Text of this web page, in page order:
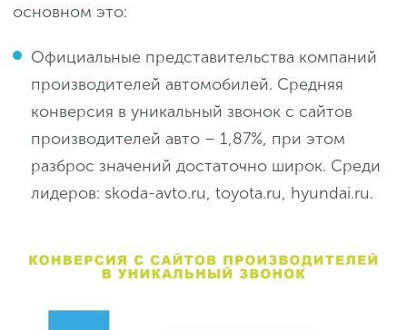
основном это:
Официальные представительства компаний
производителей автомобилей. Средняя
конверсия в уникальный звонок с сайтов
производителей авто – 1,87%, при этом
разброс значений достаточно широк. Среди
лидеров: skoda-avto.ru, toyota.ru, hyundai.ru.